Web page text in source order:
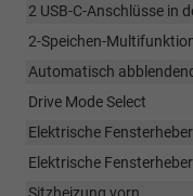
2 USB-C-Anschlüsse in
2-Speichen-
Automatisch
Drive Mode Select
Elektrische
Elektrische